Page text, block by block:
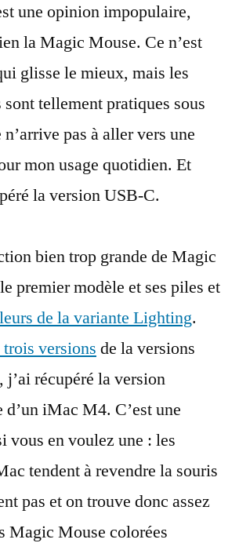
de
Magic
Mouse
USB-
une opinion impopulaire,
la Magic Mouse. Ce n’est
glisse le mieux, mais les
sont tellement pratiques sous
pas à aller vers une
mon usage quotidien. Et
la version USB-C.
bien trop grande de Magic
premier modèle et ses piles et
de la variante Lighting.
trois versions de la versions
récupéré la version
d’un iMac M4. C’est une
vous en voulez une : les
tendent à revendre la souris
pas et on trouve donc assez
Magic Mouse colorées